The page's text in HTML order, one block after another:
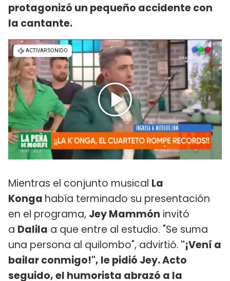
protagonizó un pequeño accidente con
la cantante.
Mientras el conjunto musical La
Konga había terminado su presentación
en el programa, Jey Mammón invitó
a Dalila a que entre al estudio. "Se suma
una persona al quilombo", advirtió. "¡Vení a
bailar conmigo!", le pidió Jey. Acto
seguido, el humorista abrazó a la